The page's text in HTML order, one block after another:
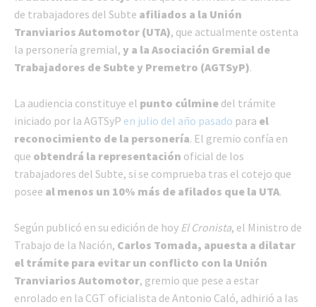
de trabajadores del Subte afiliados a la Unión
Tranviarios Automotor (UTA), que actualmente ostenta
la personería gremial, y a la Asociación Gremial de
Trabajadores de Subte y Premetro (AGTSyP).
La audiencia constituye el punto cúlmine del trámite
iniciado por la AGTSyP en julio del año pasado para el
reconocimiento de la personería. El gremio confía en
que obtendrá la representación oficial de los
trabajadores del Subte, si se comprueba tras el cotejo que
posee al menos un 10% más de afilados que la UTA.
Según publicó en su edición de hoy El Cronista, el Ministro de
Trabajo de la Nación, Carlos Tomada, apuesta a dilatar
el trámite para evitar un conflicto con la Unión
Tranviarios Automotor, gremio que pese a estar
enrolado en la CGT oficialista de Antonio Caló, adhirió a las